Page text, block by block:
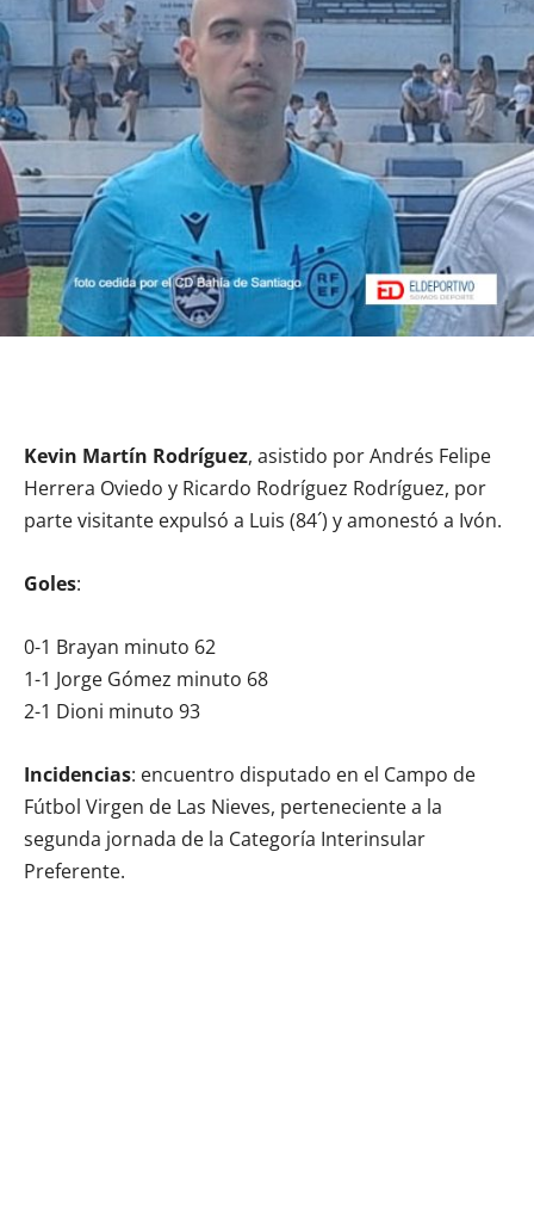
Kevin Martín Rodríguez, asistido por Andrés Felipe
Herrera Oviedo y Ricardo Rodríguez Rodríguez, por
parte visitante expulsó a Luis (84´) y amonestó a Ivón.
Goles:
0-1 Brayan minuto 62
1-1 Jorge Gómez minuto 68
2-1 Dioni minuto 93
Incidencias: encuentro disputado en el Campo de
Fútbol Virgen de Las Nieves, perteneciente a la
segunda jornada de la Categoría Interinsular
Preferente.